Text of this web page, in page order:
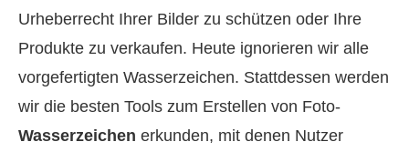
Urheberrecht Ihrer Bilder zu schützen oder Ihre
Produkte zu verkaufen. Heute ignorieren wir alle
vorgefertigten Wasserzeichen. Stattdessen werden
wir die besten Tools zum Erstellen von Foto-
Wasserzeichen erkunden, mit denen Nutzer